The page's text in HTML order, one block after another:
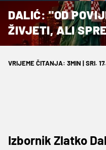
DALIĆ: "OD
ŽIVJETI, ALI
VRIJEME ČITANJA: 3MIN | SRI.
Izbornik Zlatko